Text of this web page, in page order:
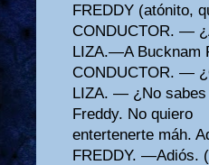
FREDDY (atónito,
CONDUCTOR. —
LIZA.—A Bucknam
CONDUCTOR. —
LIZA. — ¿No sabes
Freddy. No quiero
entertenerte máh.
FREDDY. —Adiós.